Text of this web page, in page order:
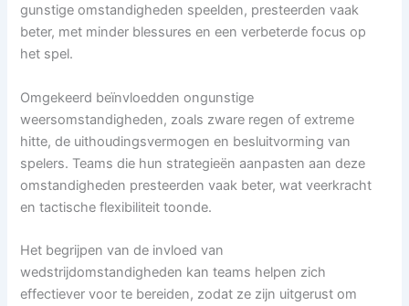
gunstige omstandigheden speelden, presteerden vaak
beter, met minder blessures en een verbeterde focus op
het spel.
Omgekeerd beïnvloedden ongunstige
weersomstandigheden, zoals zware regen of extreme
hitte, de uithoudingsvermogen en besluitvorming van
spelers. Teams die hun strategieën aanpasten aan deze
omstandigheden presteerden vaak beter, wat veerkracht
en tactische flexibiliteit toonde.
Het begrijpen van de invloed van
wedstrijdomstandigheden kan teams helpen zich
effectiever voor te bereiden, zodat ze zijn uitgerust om